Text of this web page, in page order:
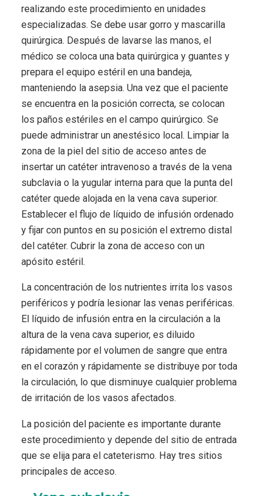
realizando este procedimiento en unidades
especializadas. Se debe usar gorro y mascarilla
quirúrgica. Después de lavarse las manos, el
médico se coloca una bata quirúrgica y guantes y
prepara el equipo estéril en una bandeja,
manteniendo la asepsia. Una vez que el paciente
se encuentra en la posición correcta, se colocan
los paños estériles en el campo quirúrgico. Se
puede administrar un anestésico local. Limpiar la
zona de la piel del sitio de acceso antes de
insertar un catéter intravenoso a través de la vena
subclavia o la yugular interna para que la punta del
catéter quede alojada en la vena cava superior.
Establecer el flujo de líquido de infusión ordenado
y fijar con puntos en su posición el extremo distal
del catéter. Cubrir la zona de acceso con un
apósito estéril.
La concentración de los nutrientes irrita los vasos
periféricos y podría lesionar las venas periféricas.
El líquido de infusión entra en la circulación a la
altura de la vena cava superior, es diluido
rápidamente por el volumen de sangre que entra
en el corazón y rápidamente se distribuye por toda
la circulación, lo que disminuye cualquier problema
de irritación de los vasos afectados.
La posición del paciente es importante durante
este procedimiento y depende del sitio de entrada
que se elija para el cateterismo. Hay tres sitios
principales de acceso.